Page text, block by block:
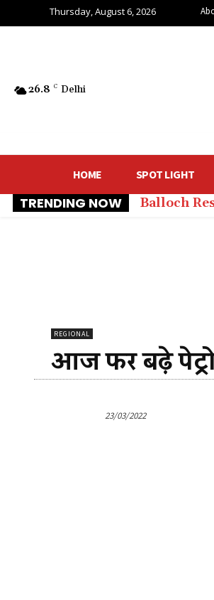
Thursday, August 6, 2026
26.8 C Delhi
HOME SPOT LIGHT
TRENDING NOW Balloch
REGIONAL
आज फिर बढ़े
23/03/2022